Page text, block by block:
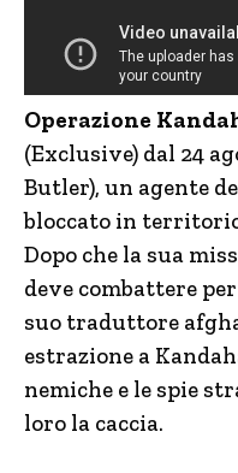
Operazione
(Exclusive) dal 24
Butler), un agente
bloccato in
Dopo che la sua
deve combattere
suo traduttore
estrazione a
nemiche e le spie
loro la caccia.